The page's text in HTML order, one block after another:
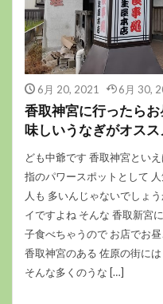
6月 20, 2021 6月 30,
香取神宮に行ったら
味しいうなぎがオスス
ども中爺です 香取神宮とい
指のパワースポットとして
人も 多いんじゃないでしょ
イですよね そんな 香取新宮
子食べちゃうので お店でお
香取神宮のある 佐原の街に
そんな多くのうな […]